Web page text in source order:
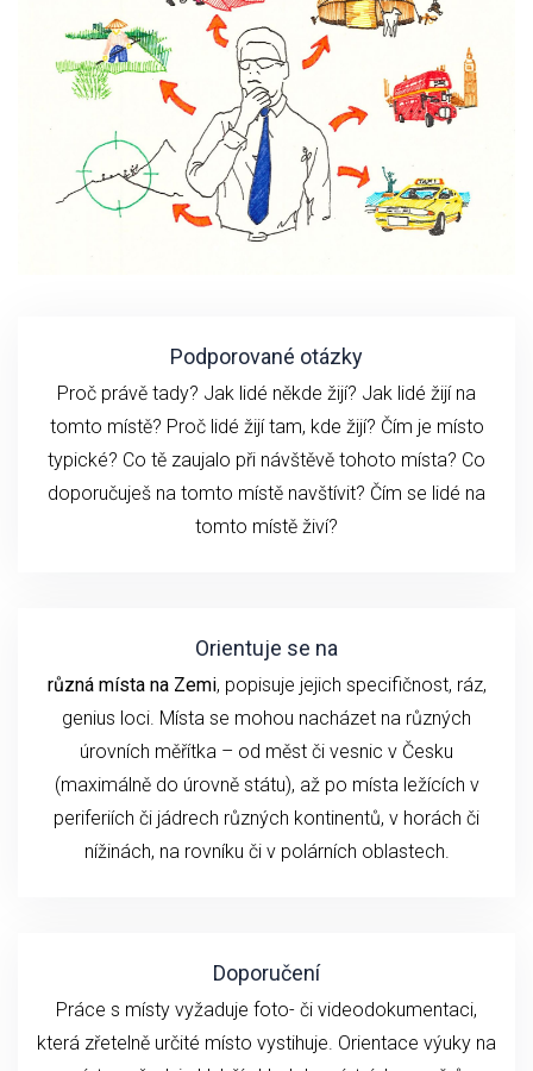
Podporované otázky
Proč právě tady? Jak lidé někde žijí? Jak lidé žijí na
tomto místě? Proč lidé žijí tam, kde žijí? Čím je místo
typické? Co tě zaujalo při návštěvě tohoto místa? Co
doporučuješ na tomto místě navštívit? Čím se lidé na
tomto místě živí?
Orientuje se na
různá místa na Zemi, popisuje jejich specifičnost, ráz,
genius loci. Místa se mohou nacházet na různých
úrovních měřítka – od měst či vesnic v Česku
(maximálně do úrovně státu), až po místa ležících v
periferiích či jádrech různých kontinentů, v horách či
nížinách, na rovníku či v polárních oblastech.
Doporučení
Práce s místy vyžaduje foto- či videodokumentaci,
která zřetelně určité místo vystihuje. Orientace výuky na